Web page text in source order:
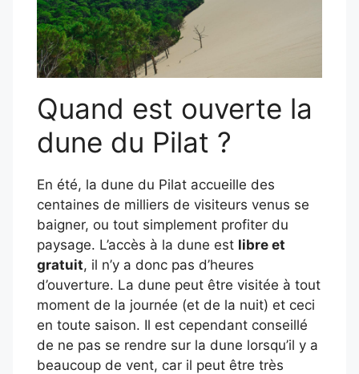
Quand est ouverte la
dune du Pilat ?
En été, la dune du Pilat accueille des
centaines de milliers de visiteurs venus se
baigner, ou tout simplement profiter du
paysage. L’accès à la dune est libre et
gratuit, il n’y a donc pas d’heures
d’ouverture. La dune peut être visitée à tout
moment de la journée (et de la nuit) et ceci
en toute saison. Il est cependant conseillé
de ne pas se rendre sur la dune lorsqu’il y a
beaucoup de vent, car il peut être très